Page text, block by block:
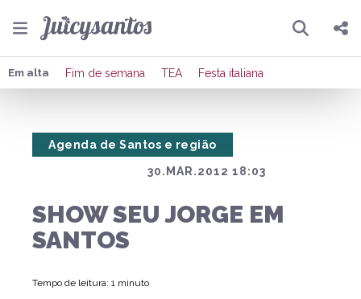
Pesquisar
Compartilhar
Publicar no X
Em alta Fim de semana TEA Festa italiana
30.MAR.2012 18:03
Agenda de Santos e região
SHOW SEU JORGE EM
SANTOS
Tempo de leitura: 1 minuto